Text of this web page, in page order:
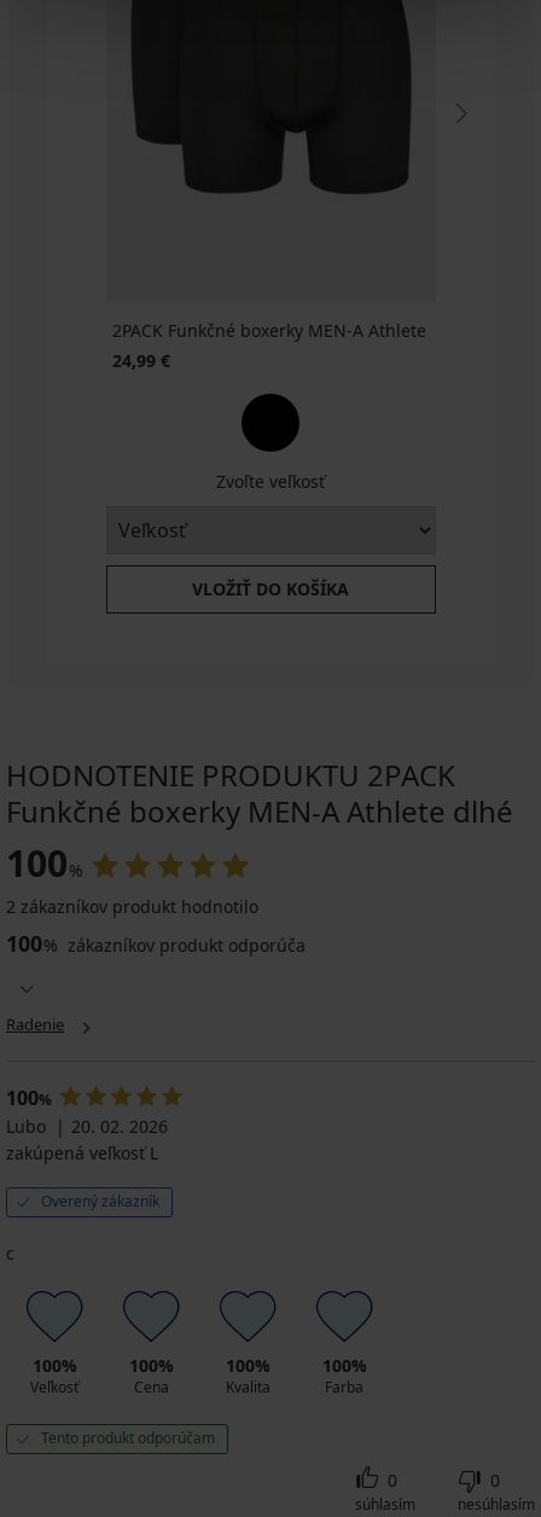
2PACK Funkčné boxerky MEN-A Athlete
24,99 €
Zvoľte veľkosť
VLOŽIŤ DO KOŠÍKA
HODNOTENIE PRODUKTU 2PACK
Funkčné boxerky MEN-A Athlete dlhé
100%
2 zákazníkov produkt hodnotilo
100% zákazníkov produkt odporúča
Radenie
100%
Lubo
20. 02. 2026
zakúpená veľkosť L
Overený zákazník
c
100%
Veľkosť
100%
Cena
100%
Kvalita
100%
Farba
Tento produkt odporúčam
0
súhlasím
0
nesúhlasím